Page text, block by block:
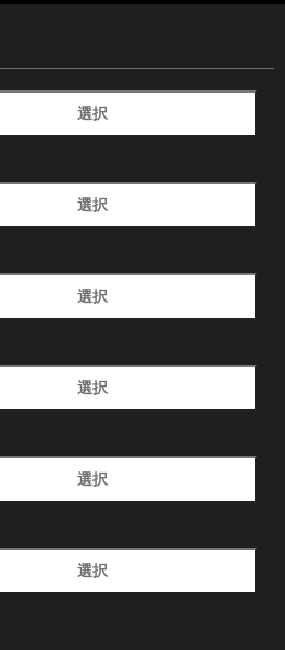
選択
選択
選択
選択
選択
選択